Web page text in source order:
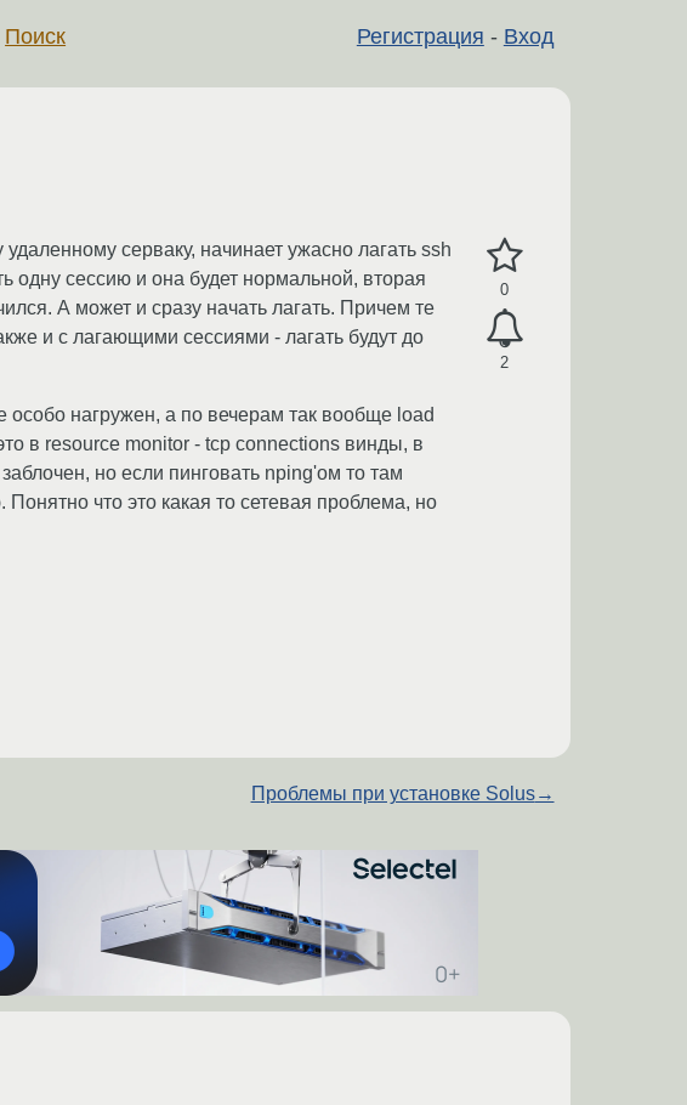
Регистрация - Вход
Поиск
0
2
серваку, начинает ужасно лагать ssh
одну сессию и она будет нормальной, вторая
А может и сразу начать лагать. Причем те
и с лагающими сессиями - лагать будут до
нагружен, а по вечерам так вообще load
в resource monitor - tcp connections винды, в
но если пинговать nping'ом то там
что это какая то сетевая проблема, но
Проблемы при установке Solus→